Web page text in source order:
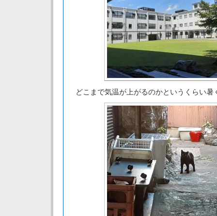
どこまで気温が上がるのかというくらい暑